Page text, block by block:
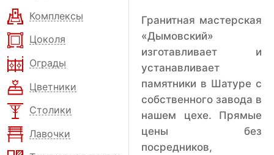
Комплексы
Цоколя
Ограды
Цветники
Столики
Лавочки
Гранитная мастерская
«Дымовский»
изготавливает и
устанавливает
памятники в Шатуре с
собственного завода в
нашем цехе. Прямые
цены без
посредников,